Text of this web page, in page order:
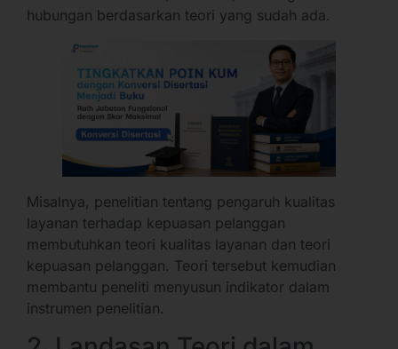
hubungan berdasarkan teori yang sudah ada.
Misalnya, penelitian tentang pengaruh kualitas
layanan terhadap kepuasan pelanggan
membutuhkan teori kualitas layanan dan teori
kepuasan pelanggan. Teori tersebut kemudian
membantu peneliti menyusun indikator dalam
instrumen penelitian.